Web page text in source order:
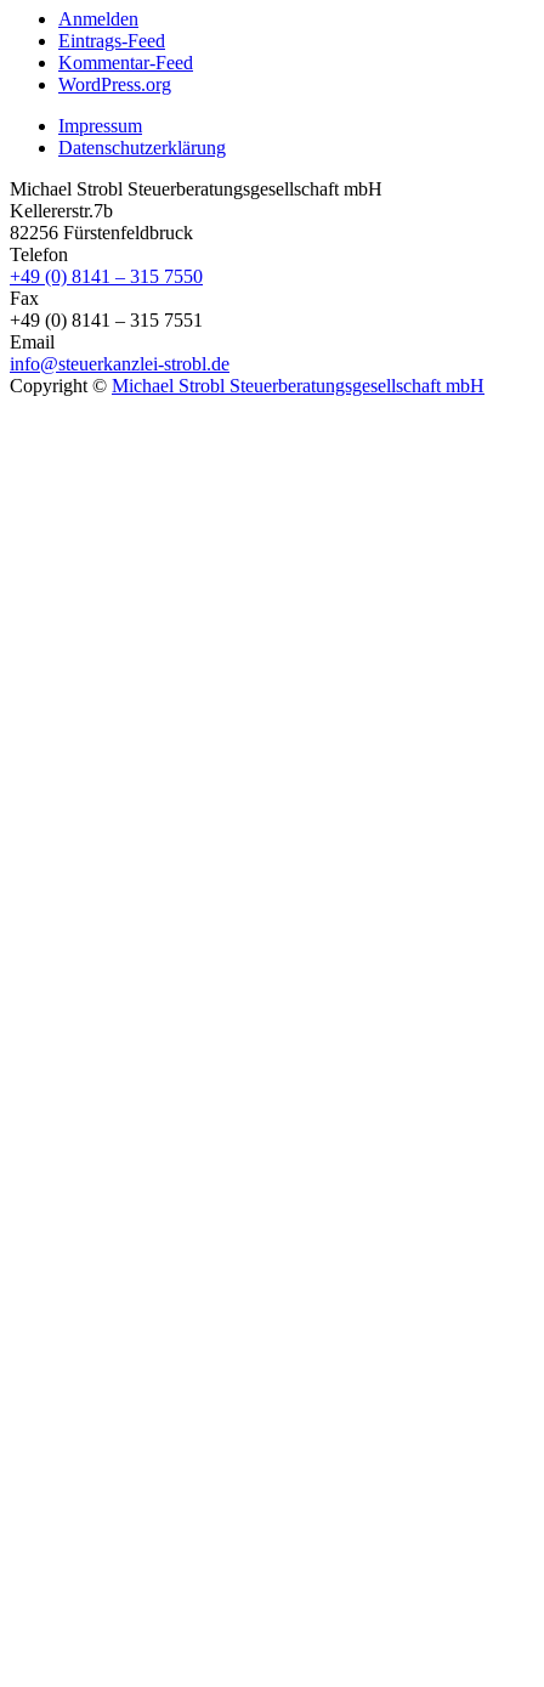
Anmelden
Eintrags-Feed
Kommentar-Feed
WordPress.org
Impressum
Datenschutzerklärung
Michael Strobl Steuerberatungsgesellschaft mbH
Kellererstr.7b
82256 Fürstenfeldbruck
Telefon
+49 (0) 8141 – 315 7550
Fax
+49 (0) 8141 – 315 7551
Email
info@steuerkanzlei-strobl.de
Copyright © Michael Strobl Steuerberatungsgesellschaft mbH